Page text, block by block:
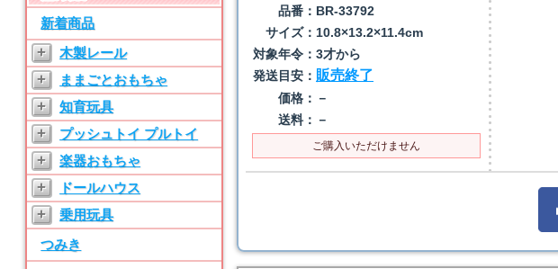
BRIO
マイファーストビギナ
ーセット
5位
SayWoodwork
SWL-T ままごとキッ
チン パーツ・水道
6位
SayWoodwork
SW-3 ままごとキッチ
ン パーツ・水道
7位
新着商品
+ 木製レール
+ ままごとおもちゃ
+ 知育玩具
+ プッシュトイ プルトイ
+ 楽器おもちゃ
+ ドールハウス
+
乗用玩具
つみき
品番： BR-33792
サイズ： 10.8×13.2×11.4cm
対象年令： 3才から
発送目安： 販売終了
価格： －
送料： －
ご購入いただけません